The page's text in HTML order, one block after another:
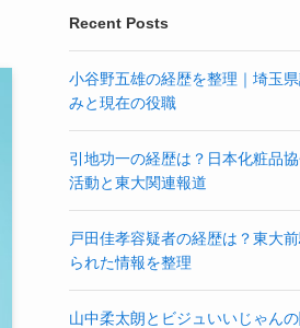
Recent Posts
小谷野五雄の経歴を整理｜埼玉
みと現在の役職
引地功一の経歴は？日本化粧品
活動と東大関連報道
戸田佳孝容疑者の経歴は？東大
られた情報を整理
山中柔太朗とビジュいいじゃん